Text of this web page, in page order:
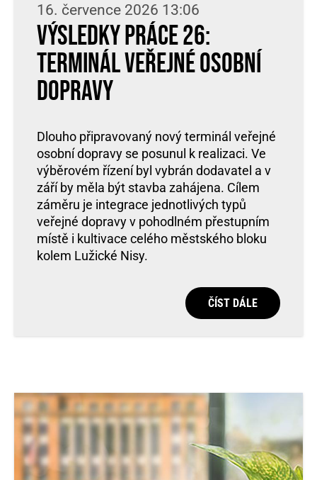
16. července 2026 13:06
Výsledky práce 26:
Terminál veřejné osobní
dopravy
Dlouho připravovaný nový terminál veřejné
osobní dopravy se posunul k realizaci. Ve
výběrovém řízení byl vybrán dodavatel a v
září by měla být stavba zahájena. Cílem
záměru je integrace jednotlivých typů
veřejné dopravy v pohodlném přestupním
místě i kultivace celého městského bloku
kolem Lužické Nisy.
ČÍST DÁLE